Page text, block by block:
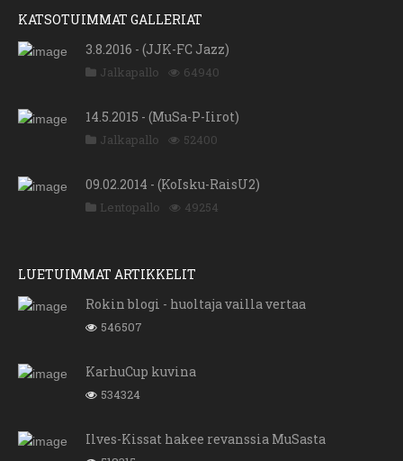
KATSOTUIMMAT GALLERIAT
3.8.2016 - (JJK-FC Jazz)
Jalkapallo 64940
14.5.2015 - (MuSa-P-Iirot)
Jalkapallo 52400
09.02.2014 - (KoIsku-RaisU2)
Lentopallo 49254
LUETUIMMAT ARTIKKELIT
Rokin blogi - huoltaja vailla vertaa
546507
KarhuCup kuvina
534324
Ilves-Kissat hakee revanssia MuSasta